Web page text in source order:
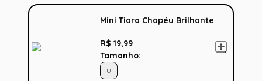
Mini Tiara Chapéu Brilhante
R$ 19,99
Tamanho:
U